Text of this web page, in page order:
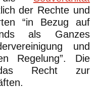
der Rechte und
“in Bezug auf
als Ganzes
und
Regelung”. Die
Recht zur